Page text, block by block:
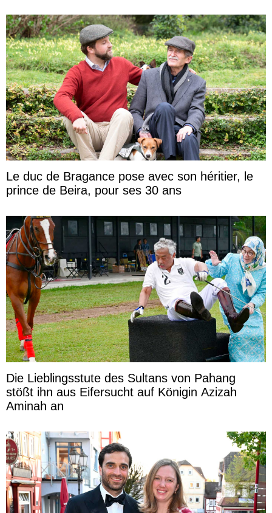
Le duc de Bragance pose avec son héritier, le
prince de Beira, pour ses 30 ans
Die Lieblingsstute des Sultans von Pahang
stößt ihn aus Eifersucht auf Königin Azizah
Aminah an